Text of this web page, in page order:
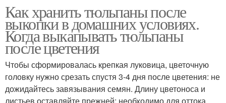
пору
Как хранить тюльпаны после
выкопки в домашних условиях.
Когда выкапывать тюльпаны
после цветения
Чтобы сформировалась крепкая луковица, цветочную
головку нужно срезать спустя 3-4 дня после цветения: не
дожидайтесь завязывания семян. Длину цветоноса и